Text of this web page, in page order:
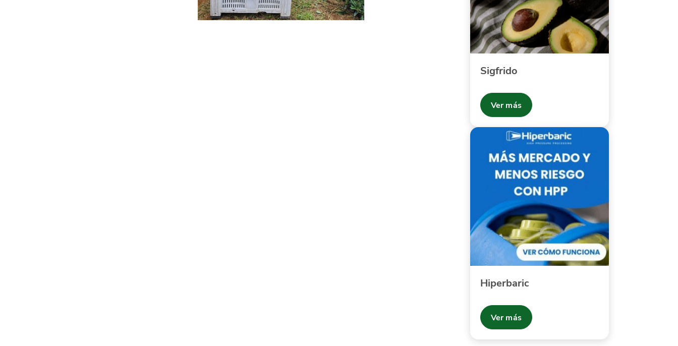
Sigfrido
Ver más
Hiperbaric
Ver más